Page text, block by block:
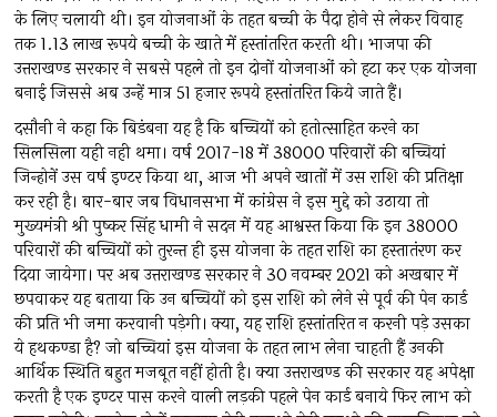
के लिए चलायी थी। इन योजनाओं के तहत बच्ची के पैदा होने से लेकर विवाह
तक 1.13 लाख रूपये बच्ची के खाते में हस्तांतरित करती थी। भाजपा की
उत्तराखण्ड सरकार ने सबसे पहले तो इन दोनों योजनाओं को हटा कर एक योजना
बनाई जिससे अब उन्हें मात्र 51 हजार रूपये हस्तांतरित किये जाते हैं।
दसौनी ने कहा कि बिडंबना यह है कि बच्चियों को हतोत्साहित करने का
सिलसिला यही नही थमा। वर्ष 2017-18 में 38000 परिवारों की बच्चियां
जिन्होनें उस वर्ष इण्टर किया था, आज भी अपने खातों में उस राशि की प्रतिक्षा
कर रही है। बार-बार जब विधानसभा में कांग्रेस ने इस मुद्दे को उठाया तो
मुख्यमंत्री श्री पुष्कर सिंह धामी ने सदन में यह आश्वस्त किया कि इन 38000
परिवारों की बच्चियों को तुरन्त ही इस योजना के तहत राशि का हस्तातंरण कर
दिया जायेगा। पर अब उत्तराखण्ड सरकार ने 30 नवम्बर 2021 को अखबार में
छपवाकर यह बताया कि उन बच्चियों को इस राशि को लेने से पूर्व की पेन कार्ड
की प्रति भी जमा करवानी पड़ेगी। क्या, यह राशि हस्तांतरित न करनी पड़े उसका
ये हथकण्डा है? जो बच्चियां इस योजना के तहत लाभ लेना चाहती हैं उनकी
आर्थिक स्थिति बहुत मजबूत नहीं होती है। क्या उत्तराखण्ड की सरकार यह अपेक्षा
करती है एक इण्टर पास करने वाली लड़की पहले पेन कार्ड बनाये फिर लाभ को